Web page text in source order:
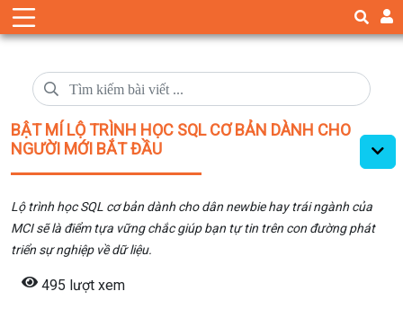
BẬT MÍ LỘ TRÌNH HỌC SQL CƠ BẢN DÀNH CHO
NGƯỜI MỚI BẮT ĐẦU
Lộ trình học SQL cơ bản dành cho dân newbie hay trái ngành của
MCI sẽ là điểm tựa vững chắc giúp bạn tự tin trên con đường phát
triển sự nghiệp về dữ liệu.
495 lượt xem